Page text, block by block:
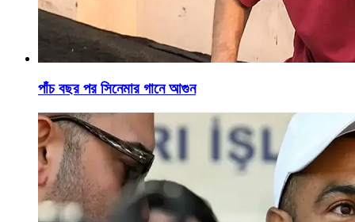
পাঁচ বছর পর সিনেমার গানে আগুন